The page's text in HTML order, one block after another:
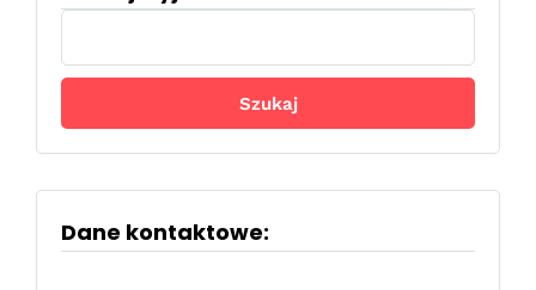
Szukaj:
Dane kontaktowe: